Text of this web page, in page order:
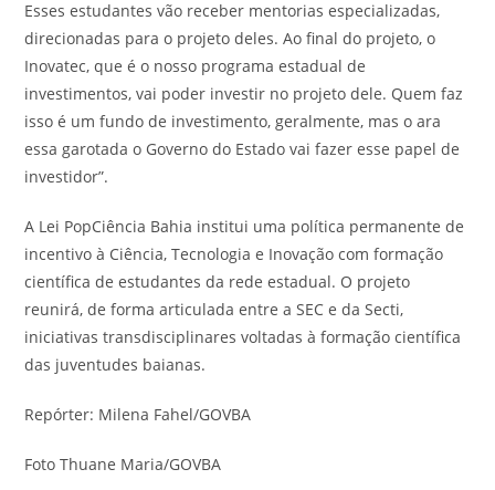
Esses estudantes vão receber mentorias especializadas,
direcionadas para o projeto deles. Ao final do projeto, o
Inovatec, que é o nosso programa estadual de
investimentos, vai poder investir no projeto dele. Quem faz
isso é um fundo de investimento, geralmente, mas o ara
essa garotada o Governo do Estado vai fazer esse papel de
investidor”.
A Lei PopCiência Bahia institui uma política permanente de
incentivo à Ciência, Tecnologia e Inovação com formação
científica de estudantes da rede estadual. O projeto
reunirá, de forma articulada entre a SEC e da Secti,
iniciativas transdisciplinares voltadas à formação científica
das juventudes baianas.
Repórter: Milena Fahel/GOVBA
Foto Thuane Maria/GOVBA